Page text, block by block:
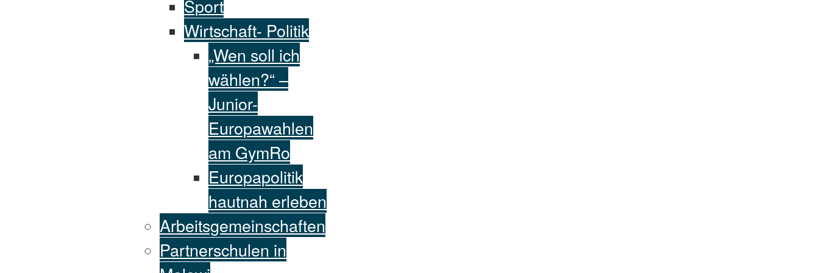
Sport
Wirtschaft- Politik
„Wen soll ich
wählen?“ –
Junior-
Europawahlen
am GymRo
Europapolitik
hautnah erleben
Arbeitsgemeinschaften
Partnerschulen in